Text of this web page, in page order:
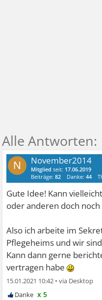
N November2014
Mitglied seit: 17.06.2019
Beiträge:82 Danke:44
Gute Idee! Kann
oder anderen doch
Also ich arbeite im
Pflegeheims und wir
Kann dann gerne
vertragen habe
15.01.2021 10:42 •
x 5